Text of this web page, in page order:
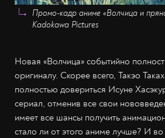
Промо-кадр аниме «Волчица и
Kadokawa Pictures
Новая «Волчица» событийно
оригиналу. Скорее всего, Такэо
полностью довериться Исуне
сериал, отменив все свои
имеет все шансы получить
стало ли от этого аниме лучше? И